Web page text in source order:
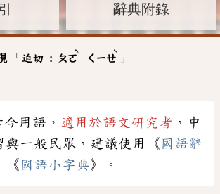
辭典附錄
「 迫切 : ㄆㄛ
ˋ
ㄑㄧㄝ
ˋ
」
用語， 適用於語文研究者 ，中
與一般民眾，建議使用《 國語辭
《國語小字典》。